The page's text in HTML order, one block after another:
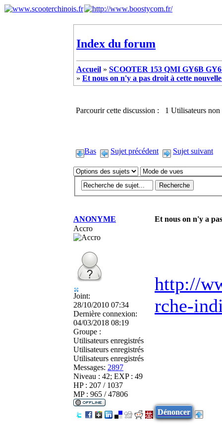
Index du forum
Accueil » SCOOTER 153 QMI GY6B
» Et nous on n'y a pas droit à cette
Parcourir cette discussion : 1 Utilisateurs non
Bas Sujet précédent Sujet suivant
ANONYME
Et nous on n'y a
Accro
Joint:
28/10/2010 07:34
Dernière connexion:
04/03/2018 08:19
Groupe :
Utilisateurs enregistrés
Utilisateurs enregistrés
Utilisateurs enregistrés
Messages: 2897
Niveau : 42; EXP : 49
HP : 207 / 1037
MP : 965 / 47806
http://
rche-
Dénoncer